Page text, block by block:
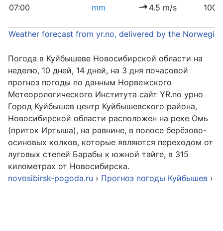
07:00
mm 4.5 m/s
Weather forecast from yr.no, delivered by the
Погода в Куйбышеве Новосибирской области на
неделю, 10 дней, 14 дней, на 3 дня почасовой
прогноз погоды по данным Норвежского
Метеорологического Института сайт YR.no урно
Город Куйбышев центр Куйбышевского района,
Новосибирской области расположен на реке Омь
(приток Иртыша), на равнине, в полосе берёзово-
осиновых колков, которые являются переходом от
луговых степей Барабы к южной тайге, в 315
километрах от Новосибирска.
novosibirsk-pogoda.ru › Прогноз погоды Куйбышев ›